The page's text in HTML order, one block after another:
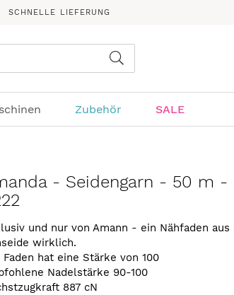
SCHNELLE LIEFERUNG
Zubehör SALE
- Seidengarn - 50 m -
und nur von Amann - ein Nähfaden
wirklich.
Faden hat eine Stärke von 100
Nadelstärke 90-100
887 cN